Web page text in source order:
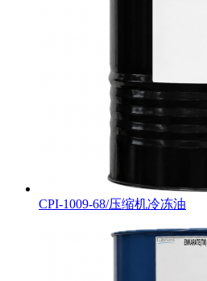
CPI-1009-68/压缩机冷冻油